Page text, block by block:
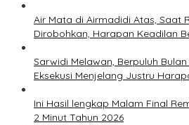
Air Mata di Airmadidi Atas, Saat
Dirobohkan, Harapan Keadilan
Sarwidi Melawan, Berpuluh
Eksekusi Menjelang Justru
Ini Hasil lengkap Malam Final
2 Minut Tahun 2026